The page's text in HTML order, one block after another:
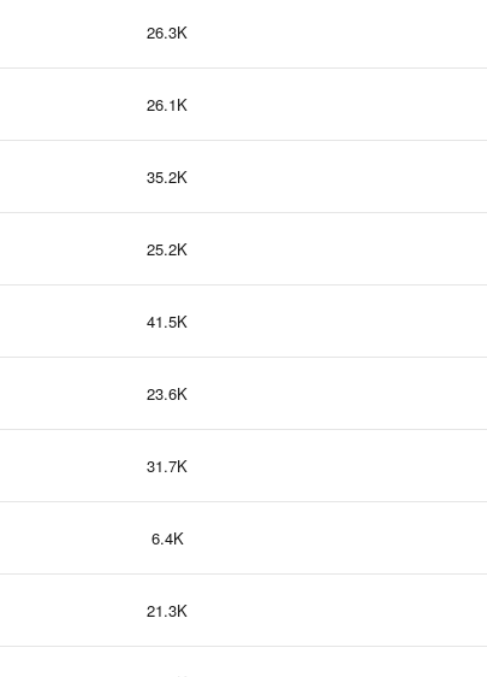
26.3K
26.1K
35.2K
25.2K
41.5K
23.6K
31.7K
6.4K
21.3K